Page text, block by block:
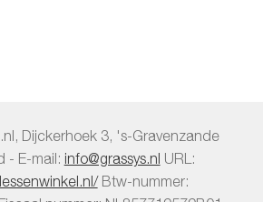
, Dijckerhoek 3, 's-Gravenzande
- E-mail: info@grassys.nl URL:
Btw-nummer: